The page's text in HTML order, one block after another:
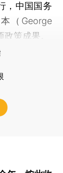
，中国国务
（George
策成果。